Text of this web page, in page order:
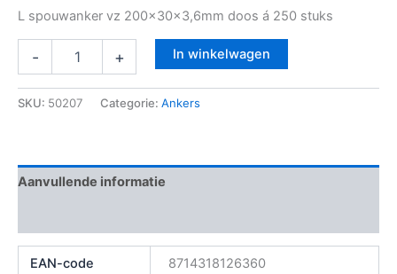
L spouwanker vz 200x30x3,6mm doos á 250 stuks
- + In winkelwagen
SKU: 50207 Categorie: Ankers
Aanvullende informatie
EAN-code 8714318126360